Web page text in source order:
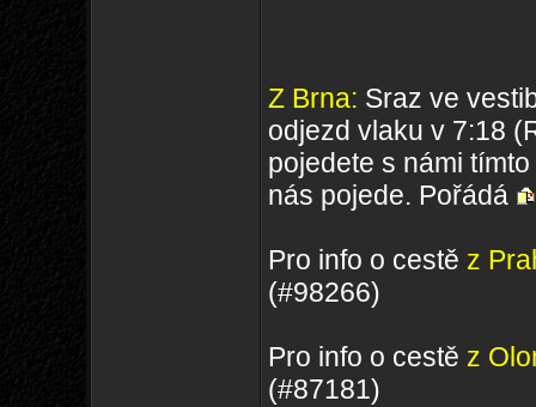
Z Brna: Sraz ve
odjezd vlaku v 7:18
pojedete s námi
nás pojede. Pořádá
Pro info o cestě z
(#98266)
Pro info o cestě z
(#87181)